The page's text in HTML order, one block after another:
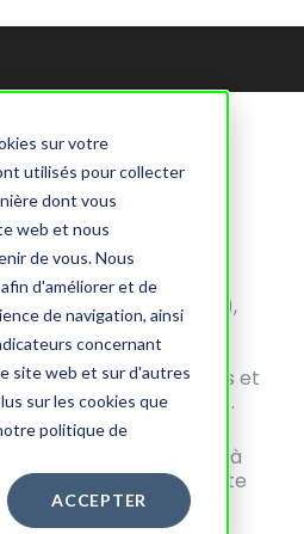
sur votre
utilisés pour collecter
dont vous
web et nous
de vous. Nous
d'améliorer et de
de navigation, ainsi
concernant
site web et sur d'autres
sur les cookies que
politique de
ACCEPTER
< (le «Site Internet
»),
et comprendre les
ainsi que les
mentionnées ci-dessous et
en respecter les termes.
et termes s’appliquent à
Internet et depuis le Site
l’emploi des cookies.